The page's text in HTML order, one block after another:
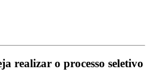
realizar o processo seletivo